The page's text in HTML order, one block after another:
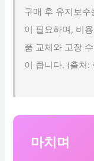
구매 후 유지보
이 필요하며, 비
품 교체와 고장
이 큽니다. (출처:
마치며